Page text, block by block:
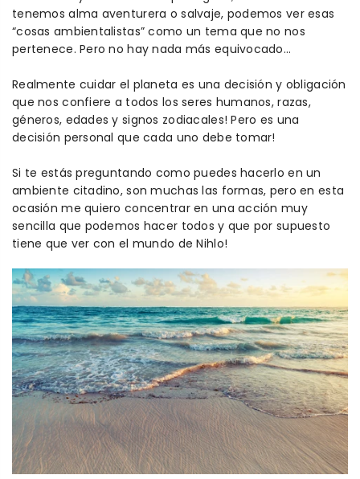
tenemos alma aventurera o salvaje, podemos ver esas
“cosas ambientalistas” como un tema que no nos
pertenece. Pero no hay nada más equivocado…
Realmente cuidar el planeta es una decisión y obligación
que nos confiere a todos los seres humanos, razas,
géneros, edades y signos zodiacales! Pero es una
decisión personal que cada uno debe tomar!
Si te estás preguntando como puedes hacerlo en un
ambiente citadino, son muchas las formas, pero en esta
ocasión me quiero concentrar en una acción muy
sencilla que podemos hacer todos y que por supuesto
tiene que ver con el mundo de Nihlo!